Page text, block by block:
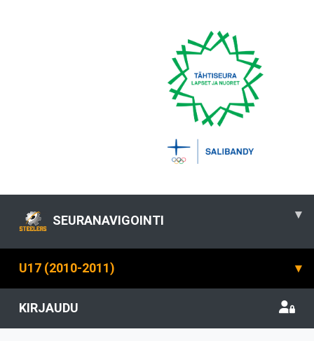
SEURANAVIGOINTI ▾
U17 (2010-2011) ▾
KIRJAUDU